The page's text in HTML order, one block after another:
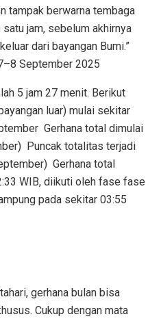
tampak berwarna tembaga
jam, sebelum akhirnya
dari bayangan Bumi.”
September 2025
5 jam 27 menit. Berikut
luar) mulai sekitar
Gerhana total dimulai
Puncak totalitas terjadi
Gerhana total
WIB, diikuti oleh fase fase
pada sekitar 03:55
gerhana bulan bisa
Cukup dengan mata